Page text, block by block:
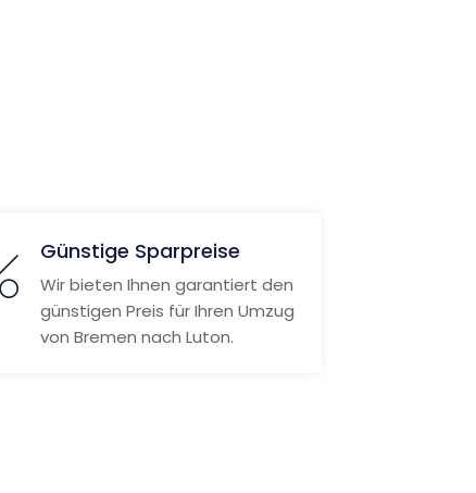
Günstige Sparpreise
Wir bieten Ihnen garantiert den
günstigen Preis für Ihren Umzug
von Bremen nach Luton.